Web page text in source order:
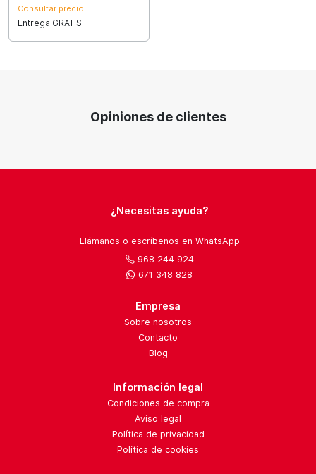
Consultar precio
Entrega GRATIS
Opiniones de clientes
¿Necesitas ayuda?
Llámanos o escríbenos en WhatsApp
968 244 924
671 348 828
Empresa
Sobre nosotros
Contacto
Blog
Información legal
Condiciones de compra
Aviso legal
Política de privacidad
Política de cookies